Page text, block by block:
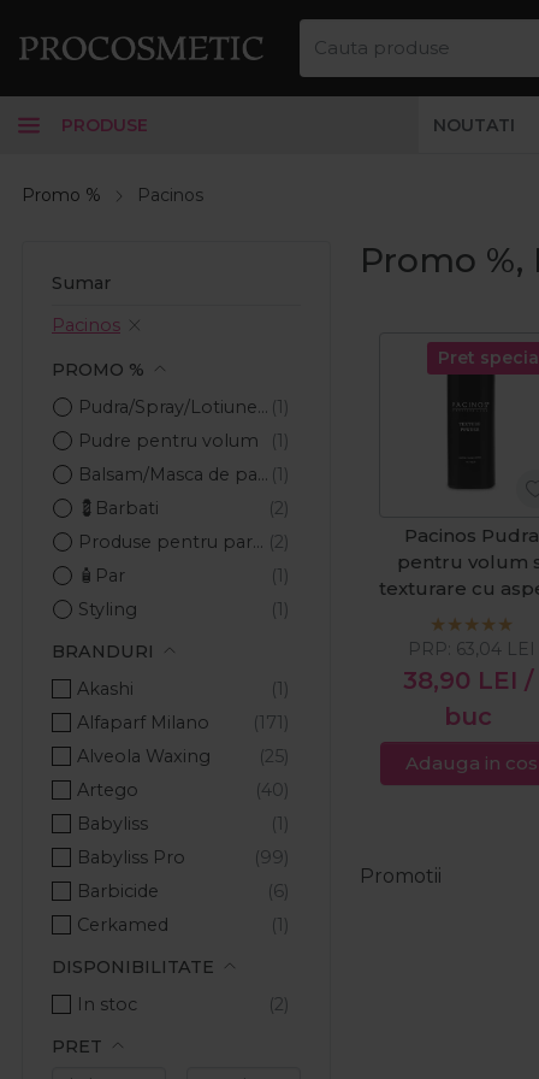
PRODUSE NOUTATI
Promo % Pacinos
Sumar
Pacinos
PROMO %
Pudra/Spray/Lotiune de volum barbati
Pudre pentru volum
Balsam/Masca de par barbati
💈Barbati
Produse pentru par barbati
🧴Par
Styling
BRANDURI
Akashi
Alfaparf Milano
Alveola Waxing
Artego
Babyliss
Babyliss Pro
Barbicide
Cerkamed
Cotril
Crazy Color
DISPONIBILITATE
In stoc
PRET
Promo %,
Pret
Pacinos Pudra
pentru volum
texturare cu
mat 30g
38,90 LEI /
buc
PRP: 63,04 LEI
Adauga in cos
Promotii